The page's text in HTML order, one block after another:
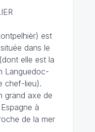
est
dans le
elle est la
Languedoc-
chef-lieu).
grand axe de
à
de la mer